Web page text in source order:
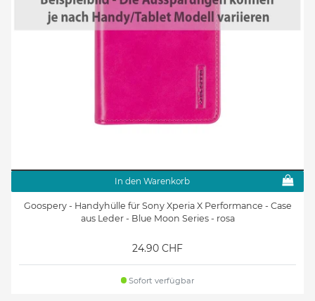
In den Warenkorb
Goospery - Handyhülle für Sony Xperia X Performance - Case
aus Leder - Blue Moon Series - rosa
24.90 CHF
Sofort verfügbar